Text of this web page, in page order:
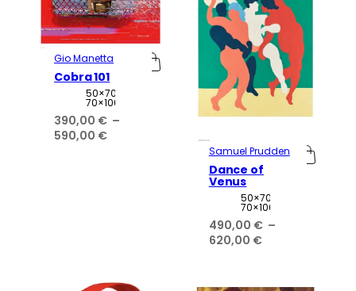
Gio Manetta
Cobra 101
Attributs
50×70,
70×100
390,00 € –
590,00 €Plage
Samuel Prudden
Dance of
Venus
Attributs
50×70,
70×100
490,00 € –
620,00 €Plage
490,00 €